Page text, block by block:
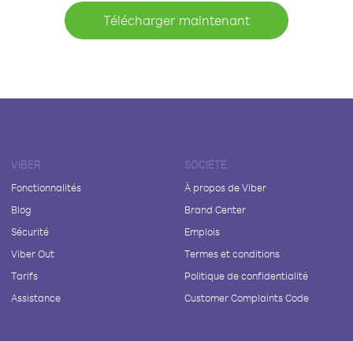
Télécharger maintenant
VIBER
Fonctionnalités
Blog
Sécurité
Viber Out
Tarifs
Assistance
SOCIÉTÉ
À propos de Viber
Brand Center
Emplois
Termes et conditions
Politique de confidentialité
Customer Complaints Code